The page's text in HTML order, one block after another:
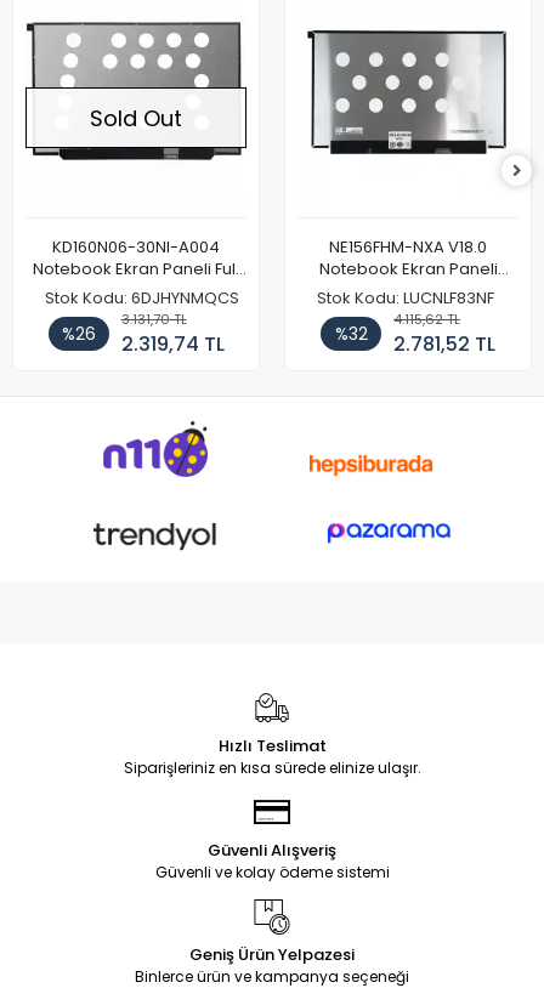
Sold Out
KD160N06-30NI-A004
Notebook Ekran Paneli Full
HD
Stok Kodu: 6DJHYNMQCS
%26
3.131,70 TL
2.319,74 TL
NE156FHM-NXA V18.0
Notebook Ekran Paneli
144Hz
Stok Kodu: LUCNLF83NF
%32
4.115,62 TL
2.781,52 TL
Hızlı Teslimat
Siparişleriniz en kısa sürede elinize ulaşır.
Güvenli Alışveriş
Güvenli ve kolay ödeme sistemi
Geniş Ürün Yelpazesi
Binlerce ürün ve kampanya seçeneği